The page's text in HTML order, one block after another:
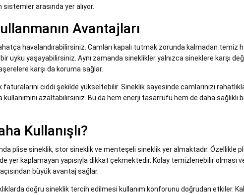
arasında yer alıyor.
Avantajları
havalandırabilirsiniz. Camları kapalı tutmak zorunda kalmadan temiz
uyku yaşayabilirsiniz. Aynı zamanda sineklikler yalnızca sineklere karşı
karşı da koruma sağlar.
faturalarını ciddi şekilde yükseltebilir. Sineklik sayesinde camlarınızı
kullanımını azaltabilirsiniz. Bu da hem enerji tasarrufu hem de daha sağlıklı
Kullanışlı?
plise sineklik, stor sineklik ve menteşeli sineklik yer almaktadır. Özellikle
kaplamayan yapısıyla dikkat çekmektedir. Kolay temizlenebilir olması
büyük avantaj sağlar.
doğru sineklik tercih edilmesi kullanım konforunu doğrudan etkiler.